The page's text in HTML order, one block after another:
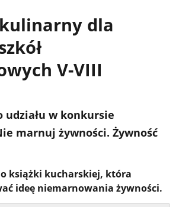
dla
V-VIII
udziału w konkursie
marnuj żywności. Żywność
książki kucharskiej, która
ideę niemarnowania żywności.